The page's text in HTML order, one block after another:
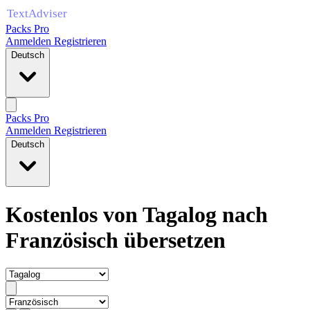
Packs Pro
Anmelden Registrieren
Deutsch
Packs Pro
Anmelden Registrieren
Deutsch
Kostenlos von Tagalog nach
Französisch übersetzen